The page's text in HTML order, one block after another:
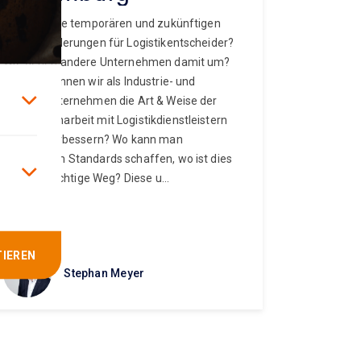
Was sind die temporären und zukünftigen
Herausforderungen für Logistikentscheider?
Wie gehen andere Unternehmen damit um?
Und wie können wir als Industrie- und
Handelsunternehmen die Art & Weise der
Zusammenarbeit mit Logistikdienstleistern
konkret verbessern? Wo kann man
gemeinsam Standards schaffen, wo ist dies
nicht der richtige Weg? Diese u...
Stephan Meyer